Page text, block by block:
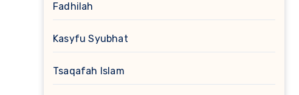
Fadhilah
Kasyfu Syubhat
Tsaqafah Islam